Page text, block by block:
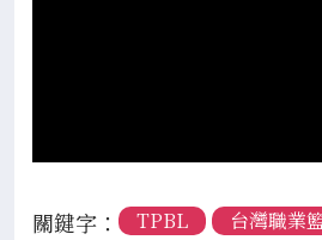
關鍵字： TPBL
台灣職業